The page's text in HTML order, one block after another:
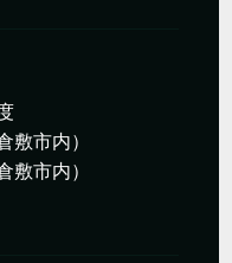
敷市内）
敷市内）